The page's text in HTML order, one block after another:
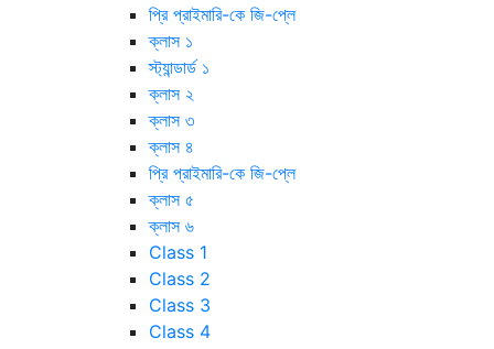
প্রি প্রাইমারি-কে জি-প্লে
ক্লাস ১
স্ট্যান্ডার্ড ১
ক্লাস ২
ক্লাস ৩
ক্লাস ৪
প্রি প্রাইমারি-কে জি-প্লে
ক্লাস ৫
ক্লাস ৬
Class 1
Class 2
Class 3
Class 4